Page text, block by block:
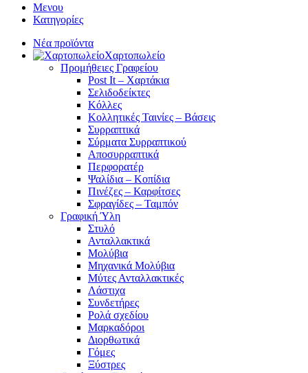
Μενου
Κατηγορίες
Νέα προϊόντα
Χαρτοπωλείο
Προμήθειες Γραφείου
Post It – Χαρτάκια
Σελιδοδείκτες
Κόλλες
Κολλητικές Ταινίες – Βάσεις
Συρραπτικά
Σύρματα Συρραπτικού
Αποσυρραπτικά
Περφορατέρ
Ψαλίδια – Κοπίδια
Πινέζες – Καρφίτσες
Σφραγίδες – Ταμπόν
Γραφική Ύλη
Στυλό
Ανταλλακτικά
Μολύβια
Μηχανικά Μολύβια
Μύτες Ανταλλακτικές
Λάστιχα
Συνδετήρες
Ρολά σχεδίου
Μαρκαδόροι
Διορθωτικά
Γόμες
Ξύστρες